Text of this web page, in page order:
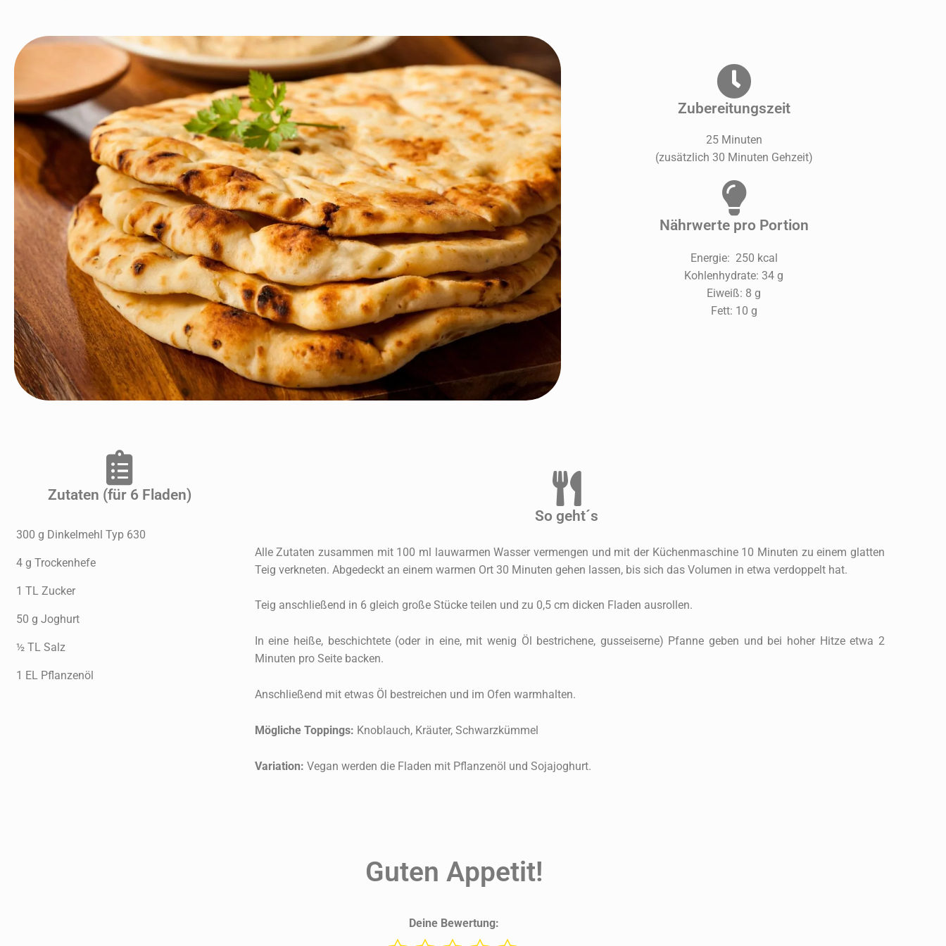
Zubereitungszeit
25 Minuten
(zusätzlich 30 Minuten Gehzeit)
Nährwerte pro Portion
Energie: 250 kcal
Kohlenhydrate: 34 g
Eiweiß: 8 g
Fett: 10 g
Zutaten (für 6 Fladen)
300 g Dinkelmehl Typ 630
4 g Trockenhefe
1 TL Zucker
50 g Joghurt
½ TL Salz
1 EL Pflanzenöl
So geht´s
Alle Zutaten zusammen mit 100 ml lauwarmen Wasser vermengen und mit der Küchenmaschine 10 Minuten zu einem glatten
Teig verkneten. Abgedeckt an einem warmen Ort 30 Minuten gehen lassen, bis sich das Volumen in etwa verdoppelt hat.
Teig anschließend in 6 gleich große Stücke teilen und zu 0,5 cm dicken Fladen ausrollen.
In eine heiße, beschichtete (oder in eine, mit wenig Öl bestrichene, gusseiserne) Pfanne geben und bei hoher Hitze etwa 2
Minuten pro Seite backen.
Anschließend mit etwas Öl bestreichen und im Ofen warmhalten.
Mögliche Toppings: Knoblauch, Kräuter, Schwarzkümmel
Variation: Vegan werden die Fladen mit Pflanzenöl und Sojajoghurt.
Guten Appetit!
Deine Bewertung: